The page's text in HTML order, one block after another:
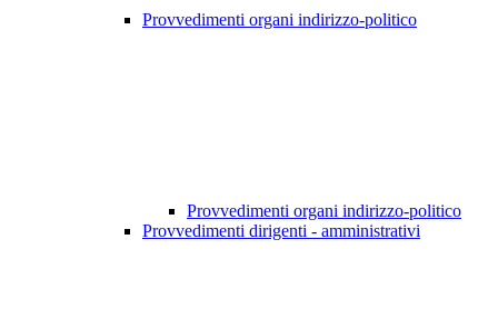
Provvedimenti organi indirizzo-politico
Provvedimenti organi indirizzo-politico
Provvedimenti dirigenti - amministrativi